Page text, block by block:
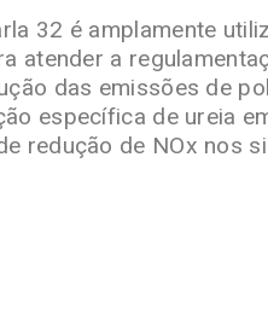
32 é amplamente
atender a
das emissões de
específica de ureia
redução de NOx nos